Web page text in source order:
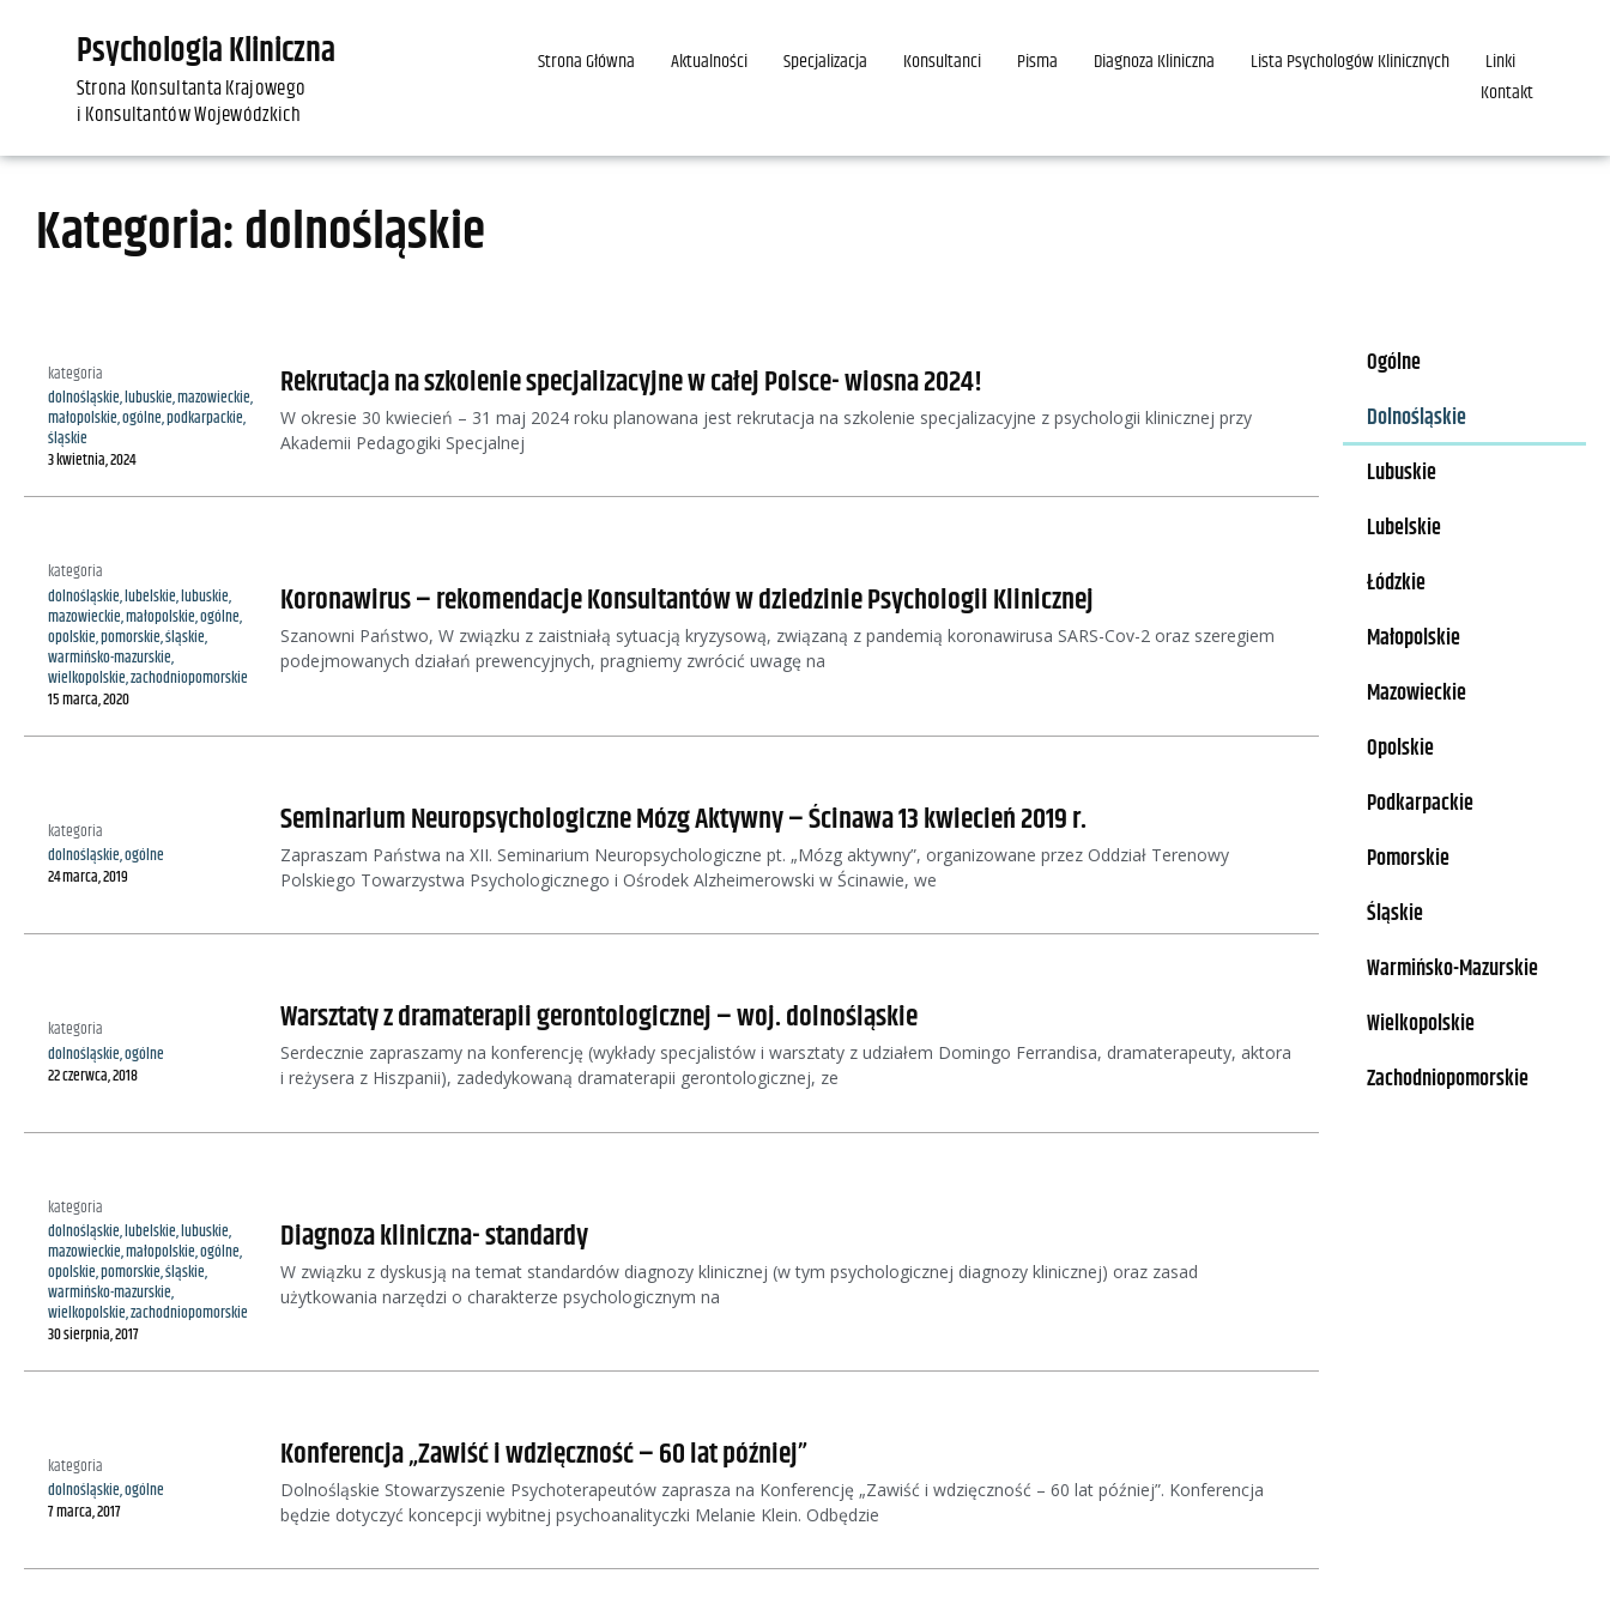
Psychologia Kliniczna
Strona Konsultanta Krajowego
i Konsultantów Wojewódzkich
Strona Główna Aktualności Specjalizacja Konsultanci Pisma Diagnoza Kliniczna Lista Psychologów Klinicznych
Linki
Kontakt
Kategoria: dolnośląskie
kategoria
dolnośląskie,lubuskie,mazowieckie,
małopolskie,ogólne,podkarpackie,
śląskie
3 kwietnia, 2024
Rekrutacja na szkolenie specjalizacyjne w całej Polsce- wiosna 2024!
W okresie 30 kwiecień – 31 maj 2024 roku planowana jest rekrutacja na szkolenie specjalizacyjne z psychologii klinicznej przy
Akademii Pedagogiki Specjalnej
kategoria
dolnośląskie,lubelskie,lubuskie,
mazowieckie,małopolskie,ogólne,
opolskie,pomorskie,śląskie,
warmińsko-mazurskie,
wielkopolskie,zachodniopomorskie
15 marca, 2020
Koronawirus – rekomendacje Konsultantów w dziedzinie Psychologii Klinicznej
Szanowni Państwo, W związku z zaistniałą sytuacją kryzysową, związaną z pandemią koronawirusa SARS-Cov-2 oraz szeregiem
podejmowanych działań prewencyjnych, pragniemy zwrócić uwagę na
kategoria
dolnośląskie,ogólne
24 marca, 2019
Seminarium Neuropsychologiczne Mózg Aktywny – Ścinawa 13 kwiecień 2019 r.
Zapraszam Państwa na XII. Seminarium Neuropsychologiczne pt. „Mózg aktywny”, organizowane przez Oddział Terenowy
Polskiego Towarzystwa Psychologicznego i Ośrodek Alzheimerowski w Ścinawie, we
kategoria
dolnośląskie,ogólne
22 czerwca, 2018
Warsztaty z dramaterapii gerontologicznej – woj. dolnośląskie
Serdecznie zapraszamy na konferencję (wykłady specjalistów i warsztaty z udziałem Domingo Ferrandisa, dramaterapeuty, aktora
i reżysera z Hiszpanii), zadedykowaną dramaterapii gerontologicznej, ze
kategoria
dolnośląskie,lubelskie,lubuskie,
mazowieckie,małopolskie,ogólne,
opolskie,pomorskie,śląskie,
warmińsko-mazurskie,
wielkopolskie,zachodniopomorskie
30 sierpnia, 2017
Diagnoza kliniczna- standardy
W związku z dyskusją na temat standardów diagnozy klinicznej (w tym psychologicznej diagnozy klinicznej) oraz zasad
użytkowania narzędzi o charakterze psychologicznym na
kategoria
dolnośląskie,ogólne
7 marca, 2017
Konferencja „Zawiść i wdzięczność – 60 lat później”
Dolnośląskie Stowarzyszenie Psychoterapeutów zaprasza na Konferencję „Zawiść i wdzięczność – 60 lat później”. Konferencja
będzie dotyczyć koncepcji wybitnej psychoanalityczki Melanie Klein. Odbędzie
Ogólne
Dolnośląskie
Lubuskie
Lubelskie
Łódzkie
Małopolskie
Mazowieckie
Opolskie
Podkarpackie
Pomorskie
Śląskie
Warmińsko-Mazurskie
Wielkopolskie
Zachodniopomorskie